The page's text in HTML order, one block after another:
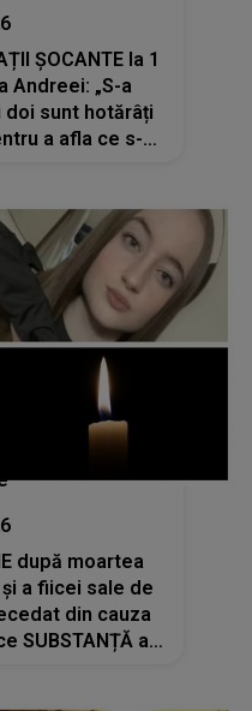
ȘOCANTE la 1
Andreei: „S-a
doi sunt hotărâți
a afla ce s-a
după moartea
a fiicei sale de
din cauza
SUBSTANȚĂ au